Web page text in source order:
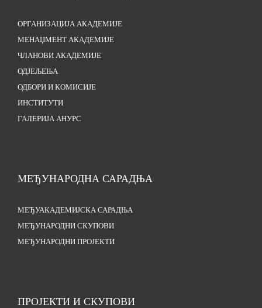
ОРГАНИЗАЦИЈА АКАДЕМИЈЕ
МЕНАЏМЕНТ АКАДЕМИЈЕ
ЧЛАНОВИ АКАДЕМИЈЕ
ОДЈЕЉЕЊА
ОДБОРИ И КОМИСИЈЕ
ИНСТИТУТИ
ГАЛЕРИЈА АНУРС
МЕЂУНАРОДНА САРАДЊА
МЕЂУАКАДЕМИЈСКА САРАДЊА
МЕЂУНАРОДНИ СКУПОВИ
МЕЂУНАРОДНИ ПРОЈЕКТИ
ПРОЈЕКТИ И СКУПОВИ